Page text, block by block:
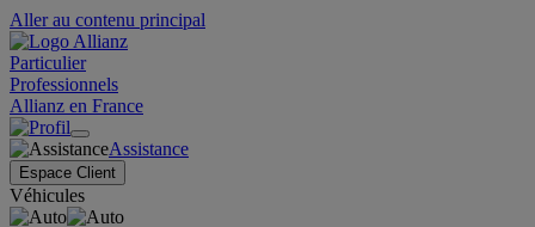
Aller au contenu principal
Particulier
Professionnels
Allianz en France
Assistance
Espace Client
Véhicules